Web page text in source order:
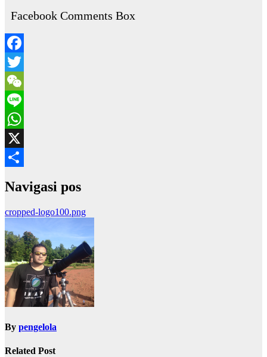
Facebook Comments Box
Facebook
Twitter
WeChat
Line
WhatsApp
X
Navigasi pos
cropped-logo100.png
By pengelola
Related Post